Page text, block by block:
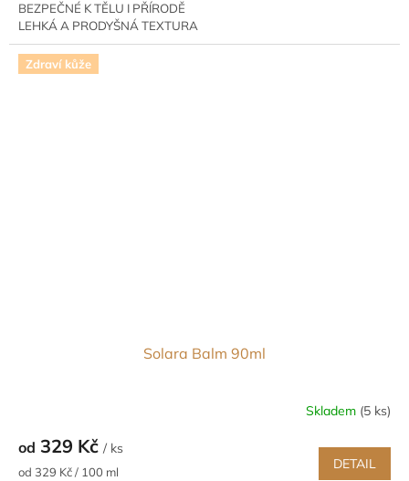
BEZPEČNÉ K TĚLU I PŘÍRODĚ
LEHKÁ A PRODYŠNÁ TEXTURA
ANTI-AGING EFEKT, NEJSILNĚJŠÍ ANTIOXIDANTY
PREVENCE PIGMENTOVÝCH SKVRN
Zdraví kůže
Solara Balm 90ml
Skladem (5 ks)
od 329 Kč / ks
Měrná
od 329 Kč / 100 ml DETAIL